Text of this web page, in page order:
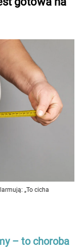
„To cicha
– to choroba